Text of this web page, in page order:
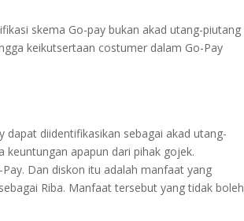
skema Go-pay bukan akad utang-piutang
keikutsertaan costumer dalam Go-Pay
diidentifikasikan sebagai akad utang-
apapun dari pihak gojek.
Dan diskon itu adalah manfaat yang
Riba. Manfaat tersebut yang tidak boleh